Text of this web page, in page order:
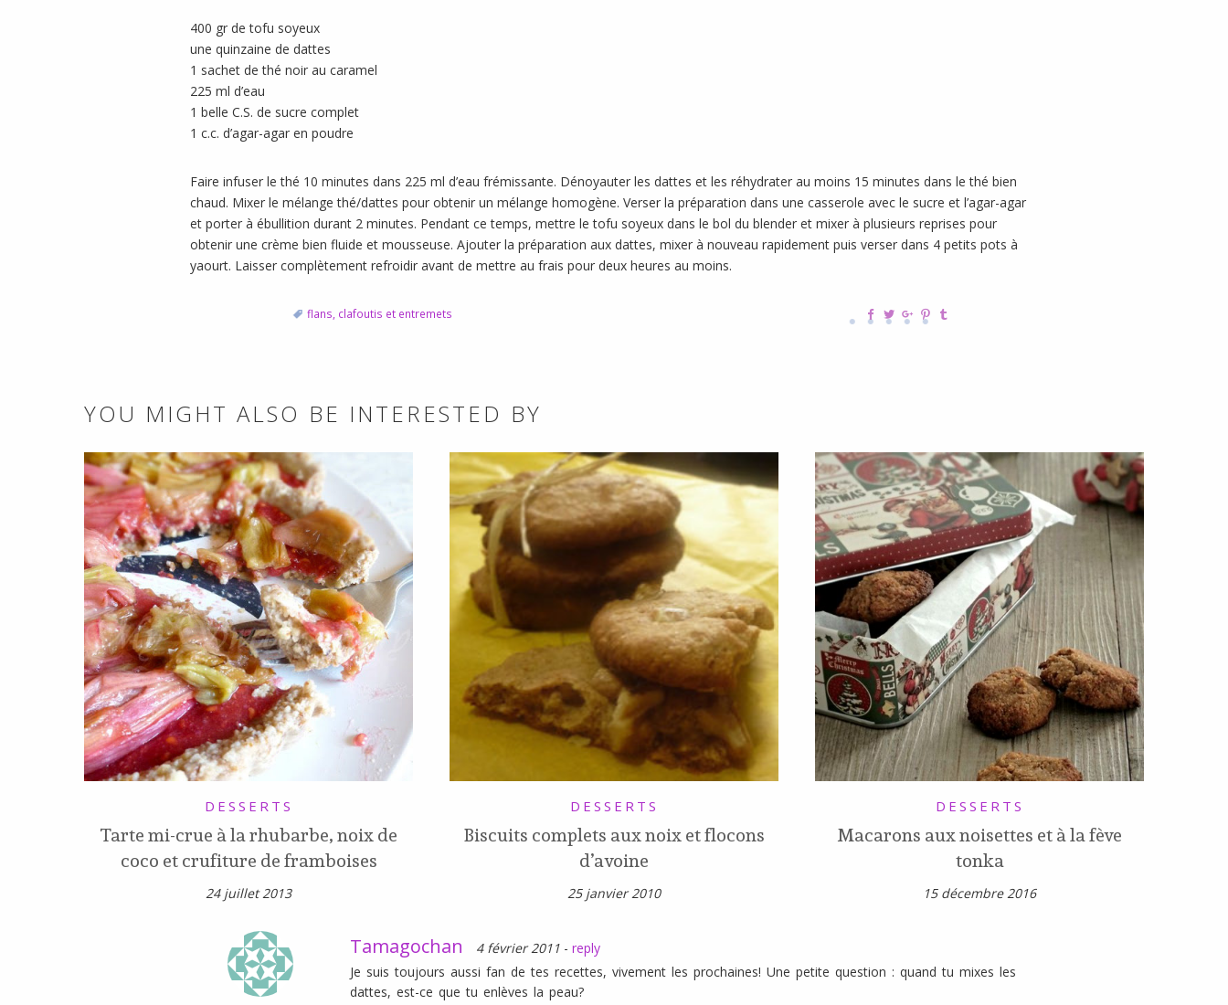
400 gr de tofu soyeux
une quinzaine de dattes
1 sachet de thé noir au caramel
225 ml d’eau
1 belle C.S. de sucre complet
1 c.c. d’agar-agar en poudre
Faire infuser le thé 10 minutes dans 225 ml d’eau frémissante. Dénoyauter les dattes et les réhydrater au moins 15 minutes dans le thé bien
chaud. Mixer le mélange thé/dattes pour obtenir un mélange homogène. Verser la préparation dans une casserole avec le sucre et l’agar-agar
et porter à ébullition durant 2 minutes. Pendant ce temps, mettre le tofu soyeux dans le bol du blender et mixer à plusieurs reprises pour
obtenir une crème bien fluide et mousseuse. Ajouter la préparation aux dattes, mixer à nouveau rapidement puis verser dans 4 petits pots à
yaourt. Laisser complètement refroidir avant de mettre au frais pour deux heures au moins.
flans, clafoutis et entremets
YOU MIGHT ALSO BE INTERESTED BY
DESSERTS
Tarte mi-crue à la rhubarbe, noix de
coco et crufiture de framboises
24 juillet 2013
DESSERTS
Biscuits complets aux noix et flocons
d’avoine
25 janvier 2010
DESSERTS
Macarons aux noisettes et à la fève
tonka
15 décembre 2016
Tamagochan 4 février 2011 - reply
Je suis toujours aussi fan de tes recettes, vivement les prochaines! Une petite question : quand tu mixes les
dattes, est-ce que tu enlèves la peau?